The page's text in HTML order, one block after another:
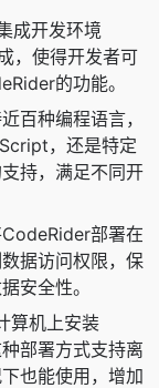
成开发环境
，使得开发者可
的功能。
百种编程语言，
，还是特定
持，满足不同开
部署在
据访问权限，保
安全性。
算机上安装
部署方式支持离
也能使用，增加